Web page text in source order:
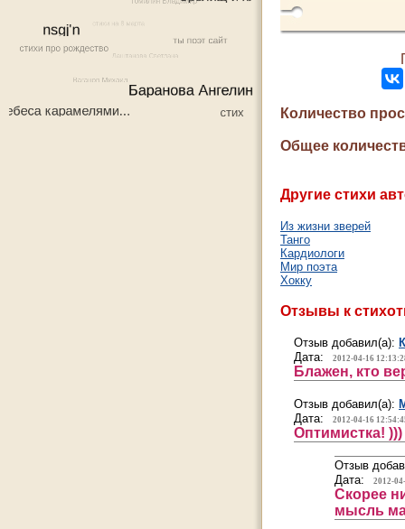
Количество
Общее
Другие стихи
Из жизни зверей
Танго
Кардиологи
Мир поэта
Хокку
Отзывы к
Отзыв добавил(а):
Дата:
2012-04-16
Блажен, кто
Отзыв добавил(а):
Дата:
2012-04-16
Оптимистка! )))
Отзыв
Дата:
2012-
Скорее
мысль